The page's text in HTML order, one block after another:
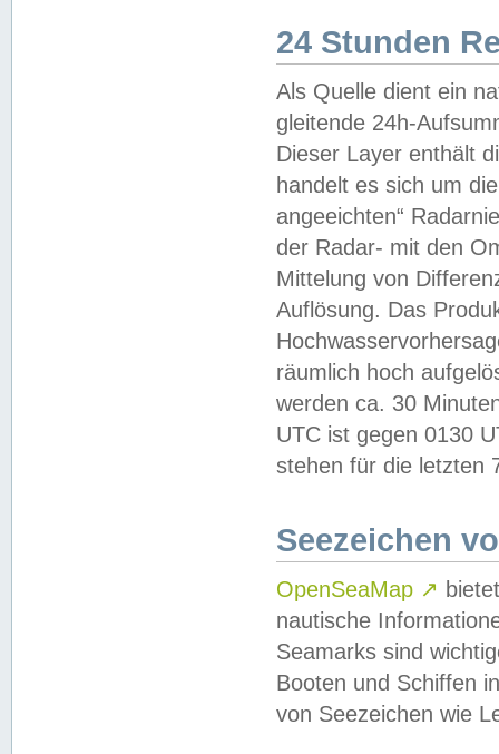
24 Stunden
Als Quelle dient ein
gleitende 24h-
Dieser Layer enthält
handelt es sich um
angeeichten“
der Radar- mit den
Mittelung von
Auflösung. Das
räumlich hoch
werden ca. 30
UTC ist gegen 0130
stehen für die letzten
Seezeichen
OpenSeaMap ↗
nautische
Seamarks sind
Booten und Schiffen
von Seezeichen wie